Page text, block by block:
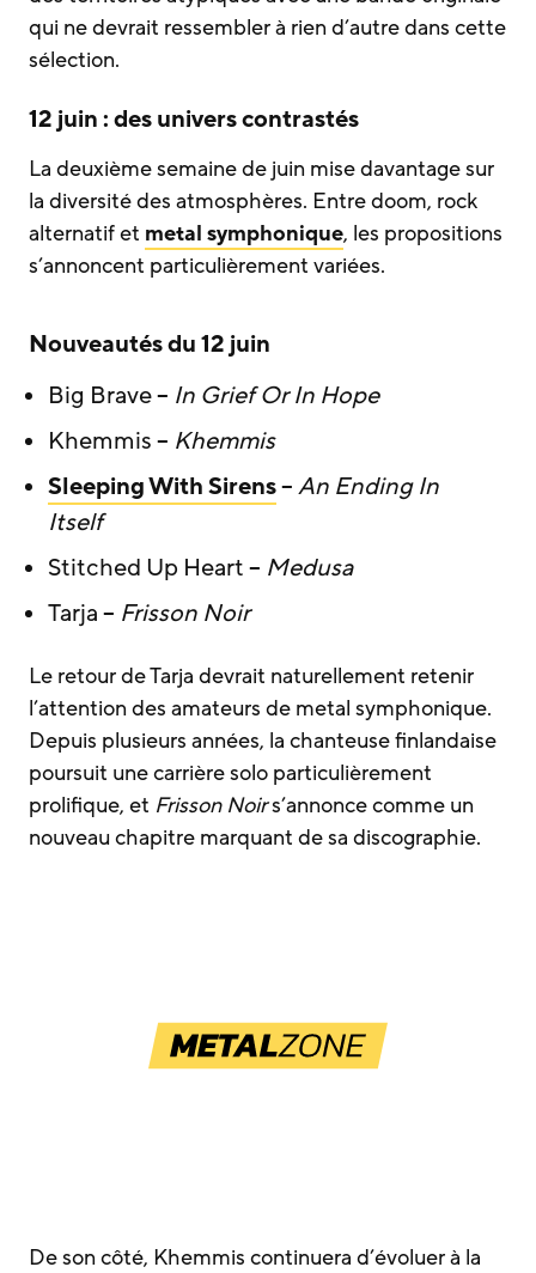
qui ne devrait ressembler à rien d’autre dans cette
sélection.
12 juin : des univers contrastés
La deuxième semaine de juin mise davantage sur
la diversité des atmosphères. Entre doom, rock
alternatif et metal symphonique, les propositions
s’annoncent particulièrement variées.
Nouveautés du 12 juin
Big Brave – In Grief Or In Hope
Khemmis – Khemmis
Sleeping With Sirens–An Ending In
Itself
Stitched Up Heart – Medusa
Tarja – Frisson Noir
Le retour de Tarja devrait naturellement retenir
l’attention des amateurs de metal symphonique.
Depuis plusieurs années, la chanteuse finlandaise
poursuit une carrière solo particulièrement
prolifique, et Frisson Noirs’annonce comme un
nouveau chapitre marquant de sa discographie.
De son côté, Khemmis continuera d’évoluer à la